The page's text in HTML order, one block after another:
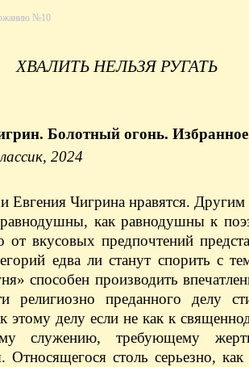
№10
ХВАЛИТЬ НЕЛЬЗЯ РУГАТЬ
Болотный огонь.
2024
Евгения Чигрина нравятся. Другим
как равнодушны к
от вкусовых предпочтений
едва ли станут спорить с
способен производить
религиозно преданного делу
этому делу если не как к
служению, требующему
Относящегося столь серьезно,